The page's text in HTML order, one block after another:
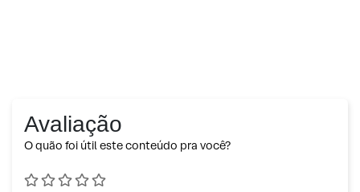
Avaliação
O quão foi útil este conteúdo pra você?